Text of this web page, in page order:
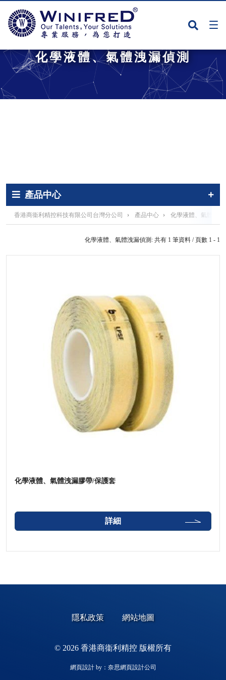
化學液體、氣體洩漏偵測
產品中心
香港商衞利精控科技有限公司台灣分公司 › 產品中心 › 化學液體、氣體洩
化學液體、氣體洩漏偵測: 共有 1 筆資料 / 頁數 1 - 1
化學液體、氣體洩漏膠帶/保護套
詳細
隱私政策 網站地圖
© 2026 香港商衞利精控 版權所有
網頁設計by：奈思網頁設計公司